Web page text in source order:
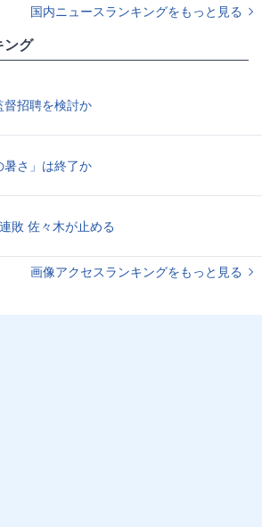
国内ニュースランキングをもっと見る
ング
招聘を検討か
さ」は終了か
敗 佐々木が止める
画像アクセスランキングをもっと見る